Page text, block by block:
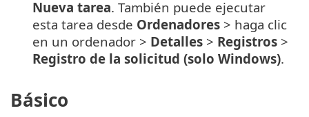
Nueva tarea. También puede ejecutar
esta tarea desde Ordenadores > haga clic
en un ordenador > Detalles > Registros >
Registro de la solicitud (solo Windows).
Básico